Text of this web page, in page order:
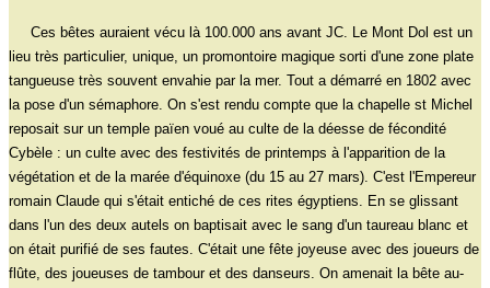
Ces bêtes auraient vécu là 100.000 ans avant JC. Le Mont Dol est un
lieu très particulier, unique, un promontoire magique sorti d'une zone plate
tangueuse très souvent envahie par la mer. Tout a démarré en 1802 avec
la pose d'un sémaphore. On s'est rendu compte que la chapelle st Michel
reposait sur un temple païen voué au culte de la déesse de fécondité
Cybèle : un culte avec des festivités de printemps à l'apparition de la
végétation et de la marée d'équinoxe (du 15 au 27 mars). C'est l'Empereur
romain Claude qui s'était entiché de ces rites égyptiens. En se glissant
dans l'un des deux autels on baptisait avec le sang d'un taureau blanc et
on était purifié de ses fautes. C'était une fête joyeuse avec des joueurs de
flûte, des joueuses de tambour et des danseurs. On amenait la bête au-